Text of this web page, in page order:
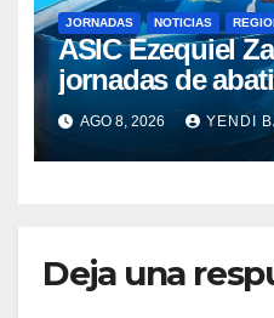
JORNADAS NOTICIAS
ASIC Ezequiel
jornadas de
de vectores en
AGO 8, 2026 YENDI
Deja una